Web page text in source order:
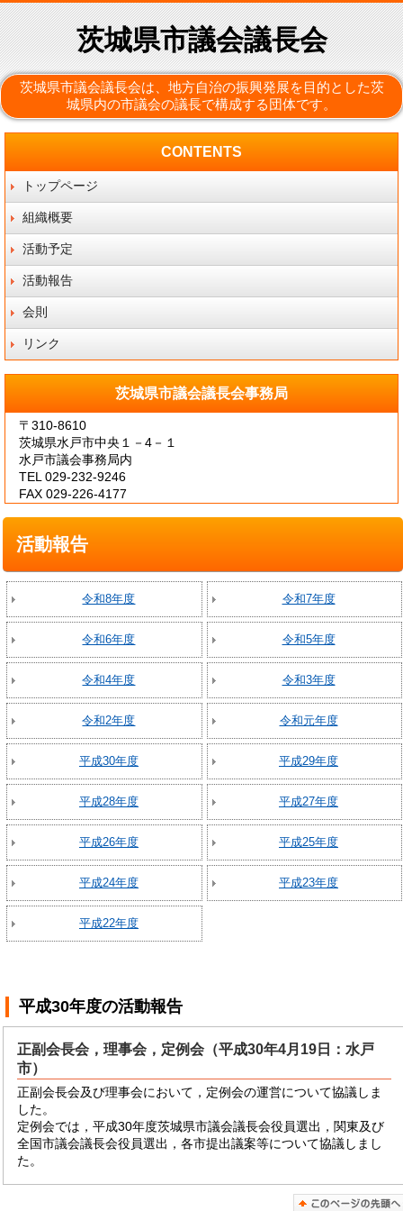
茨城県市議会議長会
茨城県市議会議長会は、地方自治の振興発展を目的とした茨
城県内の市議会の議長で構成する団体です。
CONTENTS
トップページ
組織概要
活動予定
活動報告
会則
リンク
茨城県市議会議長会事務局
〒310-8610
茨城県水戸市中央１－4－１
水戸市議会事務局内
TEL 029-232-9246
FAX 029-226-4177
活動報告
令和8年度 令和7年度
令和6年度 令和5年度
令和4年度 令和3年度
令和2年度 令和元年度
平成30年度 平成29年度
平成28年度 平成27年度
平成26年度 平成25年度
平成24年度 平成23年度
平成22年度
平成30年度の活動報告
正副会長会，理事会，定例会（平成30年4月19日：水戸
市）
正副会長会及び理事会において，定例会の運営について協議しま
した。
定例会では，平成30年度茨城県市議会議長会役員選出，関東及び
全国市議会議長会役員選出，各市提出議案等について協議しまし
た。